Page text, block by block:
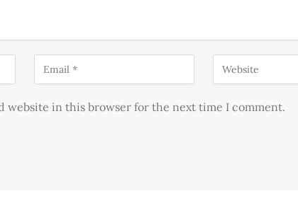
website in this browser for the next time I comment.